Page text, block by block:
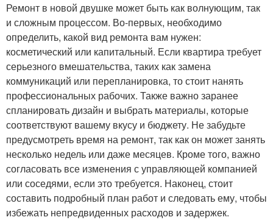
Ремонт в новой двушке может быть как волнующим, так
и сложным процессом. Во-первых, необходимо
определить, какой вид ремонта вам нужен:
косметический или капитальный. Если квартира требует
серьезного вмешательства, таких как замена
коммуникаций или перепланировка, то стоит нанять
профессиональных рабочих. Также важно заранее
спланировать дизайн и выбрать материалы, которые
соответствуют вашему вкусу и бюджету. Не забудьте
предусмотреть время на ремонт, так как он может занять
несколько недель или даже месяцев. Кроме того, важно
согласовать все изменения с управляющей компанией
или соседями, если это требуется. Наконец, стоит
составить подробный план работ и следовать ему, чтобы
избежать непредвиденных расходов и задержек.